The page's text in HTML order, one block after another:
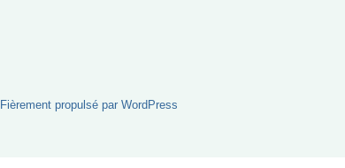
Fièrement propulsé par WordPress